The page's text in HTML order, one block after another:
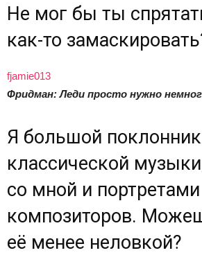
Не мог бы ты
как-то
fjamie013
Фридман: Леди просто нужно
Я большой поклонник
классической
со мной и
композиторов.
её менее неловкой?